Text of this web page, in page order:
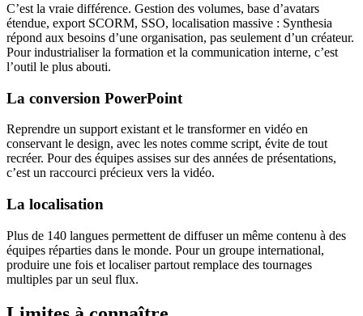
C’est la vraie différence. Gestion des volumes, base d’avatars
étendue, export SCORM, SSO, localisation massive : Synthesia
répond aux besoins d’une organisation, pas seulement d’un créateur.
Pour industrialiser la formation et la communication interne, c’est
l’outil le plus abouti.
La conversion PowerPoint
Reprendre un support existant et le transformer en vidéo en
conservant le design, avec les notes comme script, évite de tout
recréer. Pour des équipes assises sur des années de présentations,
c’est un raccourci précieux vers la vidéo.
La localisation
Plus de 140 langues permettent de diffuser un même contenu à des
équipes réparties dans le monde. Pour un groupe international,
produire une fois et localiser partout remplace des tournages
multiples par un seul flux.